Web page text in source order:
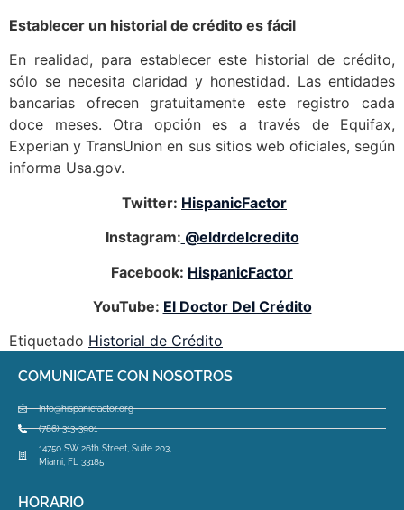
Establecer un historial de crédito es fácil
En realidad, para establecer este historial de crédito,
sólo se necesita claridad y honestidad. Las entidades
bancarias ofrecen gratuitamente este registro cada
doce meses. Otra opción es a través de Equifax,
Experian y TransUnion en sus sitios web oficiales, según
informa Usa.gov.
Twitter: HispanicFactor
Instagram: @eldrdelcredito
Facebook: HispanicFactor
YouTube: El Doctor Del Crédito
Etiquetado Historial de Crédito
COMUNICATE CON NOSOTROS
Info@hispanicfactor.org
(786) 313-3901
14750 SW 26th Street, Suite 203,
Miami, FL 33185
HORARIO